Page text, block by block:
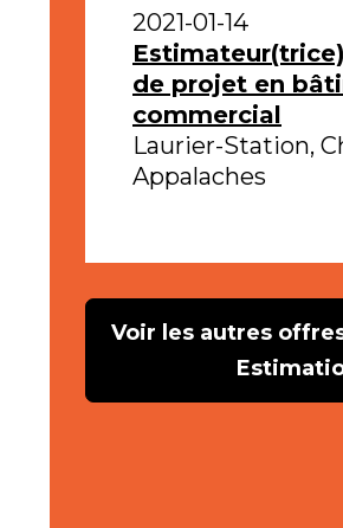
2021-01-14
de projet en
commercial
Laurier-Station,
Appalaches
Voir les autres